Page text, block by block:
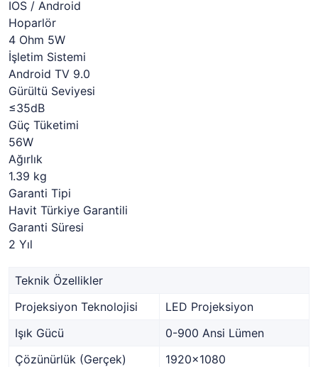
IOS / Android
Hoparlör
4 Ohm 5W
İşletim Sistemi
Android TV 9.0
Gürültü Seviyesi
≤35dB
Güç Tüketimi
56W
Ağırlık
1.39 kg
Garanti Tipi
Havit Türkiye Garantili
Garanti Süresi
2 Yıl
Teknik Özellikler
Projeksiyon Teknolojisi
LED Projeksiyon
Işık Gücü
0-900 Ansi Lümen
Çözünürlük (Gerçek)
1920x1080